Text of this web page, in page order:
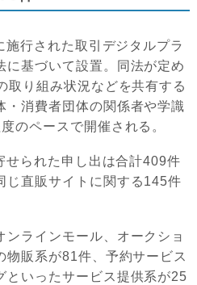
行された取引デジタルプラ
に基づいて設置。同法が定め
取り組み状況などを共有する
・消費者団体の関係者や学識
のペースで開催される。
られた申し出は合計409件
じ直販サイトに関する145件
ンラインモール、オークショ
物販系が81件、予約サービス
といったサービス提供系が25